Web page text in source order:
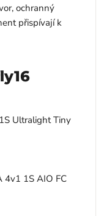
ochranný
přispívají k
Ultralight Tiny
4v1 1S AIO FC